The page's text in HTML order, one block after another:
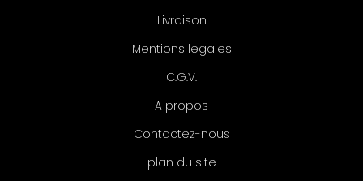
Livraison
Mentions legales
C.G.V.
A propos
Contactez-nous
plan du site